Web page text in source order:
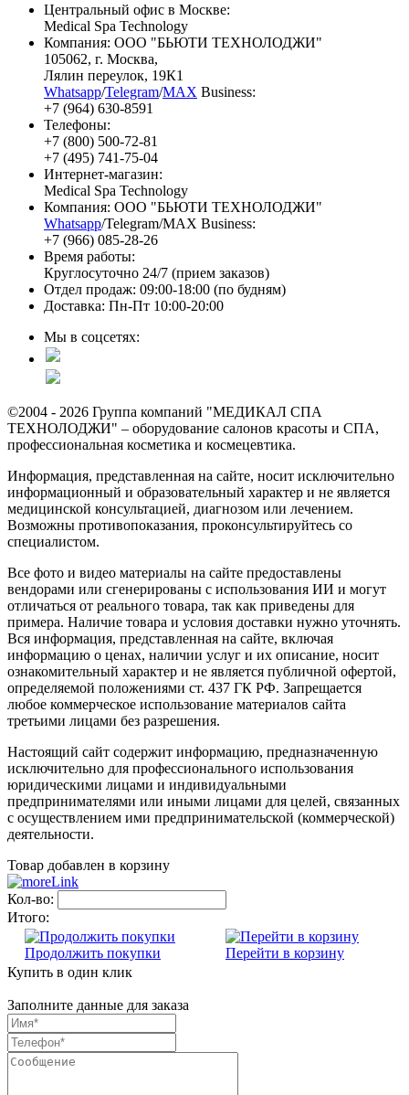
Центральный офис в Москве:
Medical Spa Technology
Компания: ООО "БЬЮТИ ТЕХНОЛОДЖИ"
105062, г. Москва,
Лялин переулок, 19К1
Whatsapp/Telegram/MAX Business:
+7 (964) 630-8591
Телефоны:
+7 (800) 500-72-81
+7 (495) 741-75-04
Интернет-магазин:
Medical Spa Technology
Компания: ООО "БЬЮТИ ТЕХНОЛОДЖИ"
Whatsapp/Telegram/MAX Business:
+7 (966) 085-28-26
Время работы:
Круглосуточно 24/7 (прием заказов)
Отдел продаж: 09:00-18:00 (по будням)
Доставка: Пн-Пт 10:00-20:00
Мы в соцсетях:
©2004 - 2026 Группа компаний "МЕДИКАЛ СПА
ТЕХНОЛОДЖИ" – оборудование салонов красоты и СПА,
профессиональная косметика и космецевтика.
Информация, представленная на сайте, носит исключительно
информационный и образовательный характер и не является
медицинской консультацией, диагнозом или лечением.
Возможны противопоказания, проконсультируйтесь со
специалистом.
Все фото и видео материалы на сайте предоставлены
вендорами или сгенерированы с использования ИИ и могут
отличаться от реального товара, так как приведены для
примера. Наличие товара и условия доставки нужно уточнять.
Вся информация, представленная на сайте, включая
информацию о ценах, наличии услуг и их описание, носит
ознакомительный характер и не является публичной офертой,
определяемой положениями ст. 437 ГК РФ. Запрещается
любое коммерческое использование материалов сайта
третьими лицами без разрешения.
Настоящий сайт содержит информацию, предназначенную
исключительно для профессионального использования
юридическими лицами и индивидуальными
предпринимателями или иными лицами для целей, связанных
с осуществлением ими предпринимательской (коммерческой)
деятельности.
Товар добавлен в корзину
Кол-во:
Итого:
Продолжить покупки
Перейти в корзину
Купить в один клик
Заполните данные для заказа